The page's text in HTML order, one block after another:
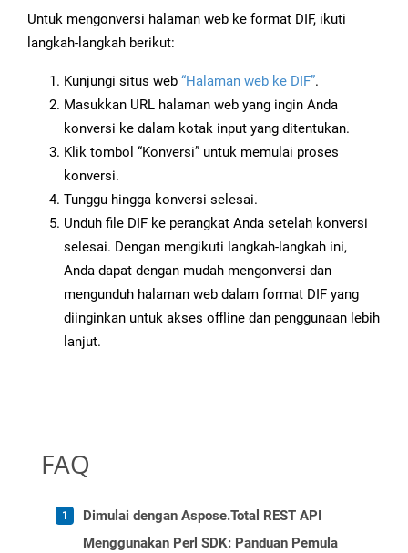
Untuk mengonversi halaman web ke format DIF, ikuti
langkah-langkah berikut:
Kunjungi situs web “Halaman web ke DIF”.
Masukkan URL halaman web yang ingin Anda
konversi ke dalam kotak input yang ditentukan.
Klik tombol “Konversi” untuk memulai proses
konversi.
Tunggu hingga konversi selesai.
Unduh file DIF ke perangkat Anda setelah konversi
selesai. Dengan mengikuti langkah-langkah ini,
Anda dapat dengan mudah mengonversi dan
mengunduh halaman web dalam format DIF yang
diinginkan untuk akses offline dan penggunaan lebih
lanjut.
FAQ
Dimulai dengan Aspose.Total REST API
Menggunakan Perl SDK: Panduan Pemula